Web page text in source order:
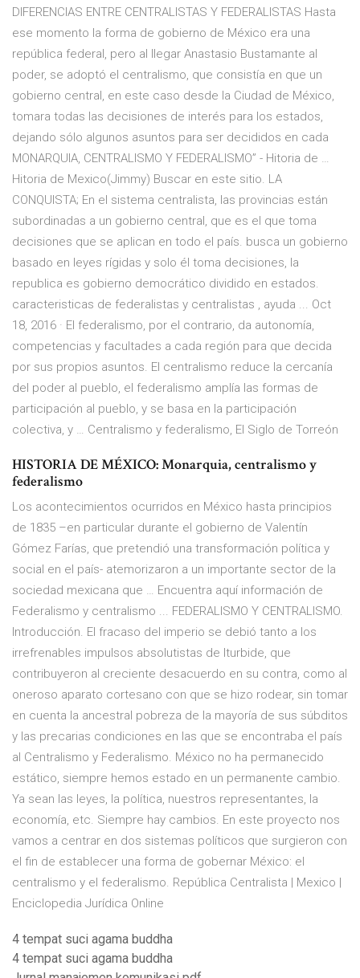
DIFERENCIAS ENTRE CENTRALISTAS Y FEDERALISTAS Hasta
ese momento la forma de gobierno de México era una
república federal, pero al llegar Anastasio Bustamante al
poder, se adoptó el centralismo, que consistía en que un
gobierno central, en este caso desde la Ciudad de México,
tomara todas las decisiones de interés para los estados,
dejando sólo algunos asuntos para ser decididos en cada
MONARQUIA, CENTRALISMO Y FEDERALISMO” - Hitoria de …
Hitoria de Mexico(Jimmy) Buscar en este sitio. LA
CONQUISTA; En el sistema centralista, las provincias están
subordinadas a un gobierno central, que es el que toma
decisiones que se aplican en todo el país. busca un gobierno
basado en leyes rígidas y solo él toma decisiones, la
republica es gobierno democrático dividido en estados.
caracteristicas de federalistas y centralistas , ayuda ... Oct
18, 2016 · El federalismo, por el contrario, da autonomía,
competencias y facultades a cada región para que decida
por sus propios asuntos. El centralismo reduce la cercanía
del poder al pueblo, el federalismo amplía las formas de
participación al pueblo, y se basa en la participación
colectiva, y … Centralismo y federalismo, El Siglo de Torreón
HISTORIA DE MÉXICO: Monarquia, centralismo y
federalismo
Los acontecimientos ocurridos en México hasta principios
de 1835 –en particular durante el gobierno de Valentín
Gómez Farías, que pretendió una transformación política y
social en el país- atemorizaron a un importante sector de la
sociedad mexicana que … Encuentra aquí información de
Federalismo y centralismo ... FEDERALISMO Y CENTRALISMO.
Introducción. El fracaso del imperio se debió tanto a los
irrefrenables impulsos absolutistas de Iturbide, que
contribuyeron al creciente desacuerdo en su contra, como al
oneroso aparato cortesano con que se hizo rodear, sin tomar
en cuenta la ancestral pobreza de la mayoría de sus súbditos
y las precarias condiciones en las que se encontraba el país
al Centralismo y Federalismo. México no ha permanecido
estático, siempre hemos estado en un permanente cambio.
Ya sean las leyes, la política, nuestros representantes, la
economía, etc. Siempre hay cambios. En este proyecto nos
vamos a centrar en dos sistemas políticos que surgieron con
el fin de establecer una forma de gobernar México: el
centralismo y el federalismo. República Centralista | Mexico |
Enciclopedia Jurídica Online
4 tempat suci agama buddha
4 tempat suci agama buddha